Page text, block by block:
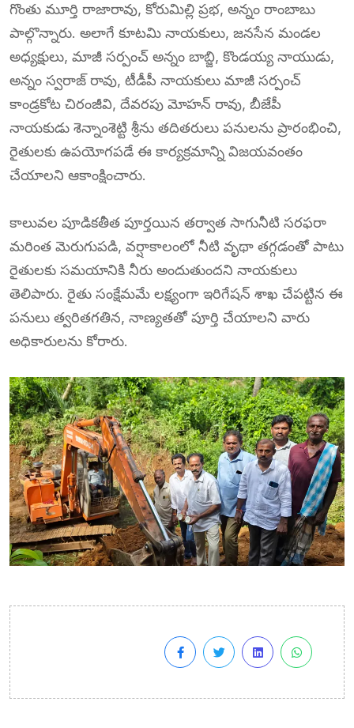
గొంతు మూర్తి రాజారావు, కోరుమిల్లి ప్రభ, అన్నం రాంబాబు
పాల్గొన్నారు. అలాగే కూటమి నాయకులు, జనసేన మండల
అధ్యక్షులు, మాజీ సర్పంచ్ అన్నం బాబ్జి, కొండయ్య నాయుడు,
అన్నం స్వరాజ్ రావు, టీడీపీ నాయకులు మాజీ సర్పంచ్
కాండ్రకోట చిరంజీవి, దేవరపు మోహన్ రావు, బీజేపీ
నాయకుడు శెన్నాంశెట్టి శ్రీను తదితరులు పనులను ప్రారంభించి,
రైతులకు ఉపయోగపడే ఈ కార్యక్రమాన్ని విజయవంతం
చేయాలని ఆకాంక్షించారు.
కాలువల పూడికతీత పూర్తయిన తర్వాత సాగునీటి సరఫరా
మరింత మెరుగుపడి, వర్షాకాలంలో నీటి వృథా తగ్గడంతో పాటు
రైతులకు సమయానికి నీరు అందుతుందని నాయకులు
తెలిపారు. రైతు సంక్షేమమే లక్ష్యంగా ఇరిగేషన్ శాఖ చేపట్టిన ఈ
పనులు త్వరితగతిన, నాణ్యతతో పూర్తి చేయాలని వారు
అధికారులను కోరారు.